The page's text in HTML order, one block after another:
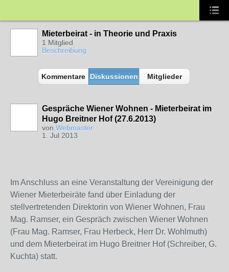
Mieterbeirat - in Theorie und Praxis
1 Mitglied
Beschreibung
Kommentare Diskussionen Mitglieder
Gespräche Wiener Wohnen - Mieterbeirat im
Hugo Breitner Hof (27.6.2013)
von Webmaster
1. Jul 2013
Im Anschluss an eine Veranstaltung der Vereinigung der
Wiener Mieterbeiräte fand über Einladung der
stellvertretenden Direktorin von Wiener Wohnen, Frau
Mag. Ramser, ein Gespräch zwischen Wiener Wohnen
(Frau Mag. Ramser, Frau Herbeck, Herr Dr. Wohlmuth)
und dem Mieterbeirat im Hugo Breitner Hof (Schreiber, G.
Kuchta) statt.